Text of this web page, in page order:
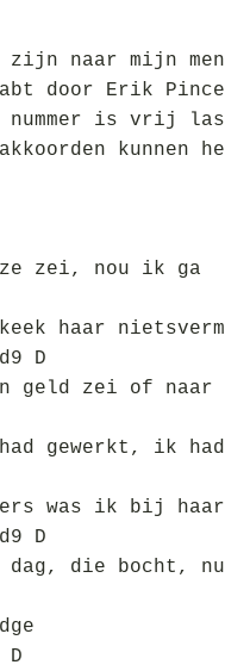
naar mijn
door Erik
nummer is vrij
akkoorden
ze zei, nou ik ga
haar
D
geld zei of naar
gewerkt, ik
was ik bij haar
D
dag, die bocht,
D